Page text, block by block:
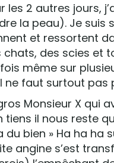
les 2 autres jours,
la peau). Je suis
et ressortent
chats, des scies et
même sur
ne faut surtout
Monsieur X qui
tiens il nous reste
du bien » Ha ha ha
angine s’est